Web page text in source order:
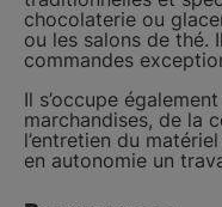
chocolaterie ou
ou les salons de thé.
commandes
Il s’occupe
marchandises, de la
l’entretien du
en autonomie un